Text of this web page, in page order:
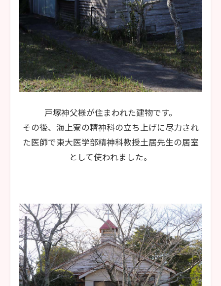
戸塚神父様が住まわれた建物です。
その後、海上寮の精神科の立ち上げに尽力され
た医師で東大医学部精神科教授土居先生の居室
として使われました。